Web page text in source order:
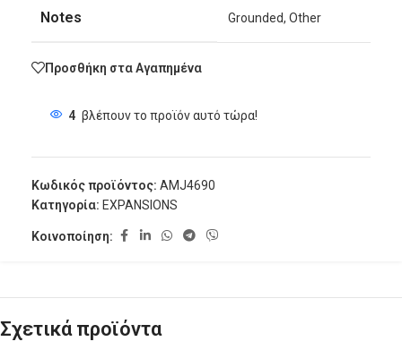
Notes Grounded, Other
Προσθήκη στα Αγαπημένα
4 βλέπουν το προϊόν αυτό τώρα!
Κωδικός προϊόντος: AMJ4690
Κατηγορία: EXPANSIONS
Κοινοποίηση:
Σχετικά προϊόντα